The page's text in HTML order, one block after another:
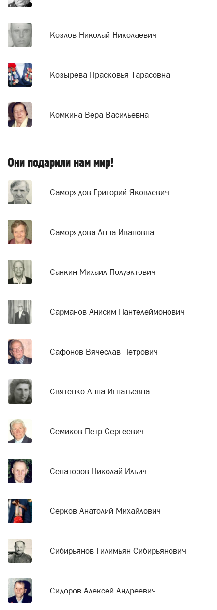
Козлов Николай Николаевич
Козырева Прасковья Тарасовна
Комкина Вера Васильевна
Они подарили нам мир!
Саморядов Григорий Яковлевич
Саморядова Анна Ивановна
Санкин Михаил Полуэктович
Сарманов Анисим Пантелеймонович
Сафонов Вячеслав Петрович
Святенко Анна Игнатьевна
Семиков Петр Сергеевич
Сенаторов Николай Ильич
Серков Анатолий Михайлович
Сибирьянов Гилимьян Сибирьянович
Сидоров Алексей Андреевич